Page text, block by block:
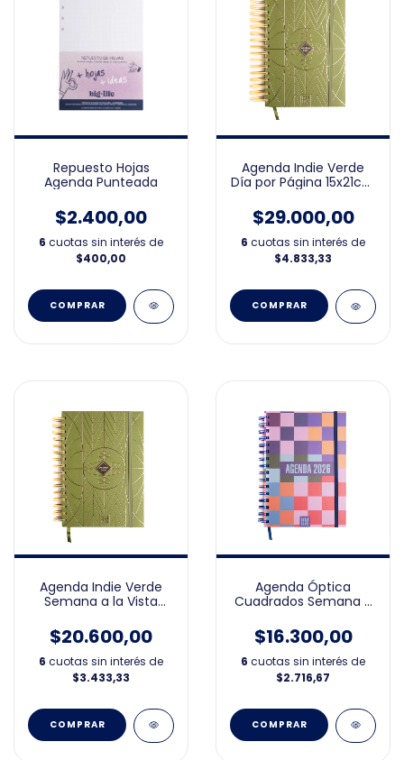
Repuesto Hojas
Agenda Punteada
$2.400,00
6 cuotas sin interés de
$400,00
Agenda Indie Verde
Día por Página 15x21cm
$29.000,00
6 cuotas sin interés de
$4.833,33
Agenda Indie Verde
Semana a la Vista
$20.600,00
6 cuotas sin interés de
$3.433,33
Agenda Óptica
Cuadrados Semana a
$16.300,00
6 cuotas sin interés de
$2.716,67